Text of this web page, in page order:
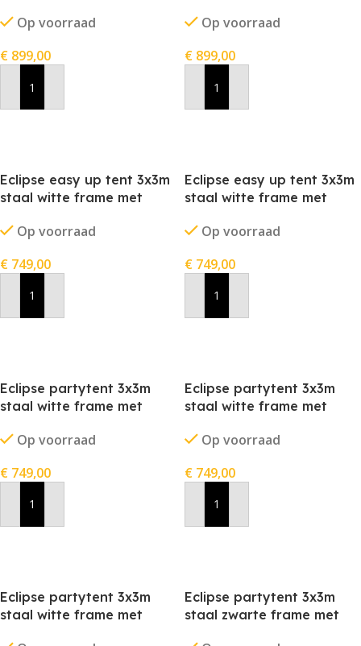
Op voorraad
€ 899,00
In Winkelwagen
Op voorraad
€ 899,00
In Winkelwagen
Eclipse easy up tent 3x3m
staal witte frame met
Op voorraad
€ 749,00
In Winkelwagen
Eclipse easy up tent 3x3m
staal witte frame met
Op voorraad
€ 749,00
In Winkelwagen
Eclipse partytent 3x3m
staal witte frame met
Op voorraad
€ 749,00
In Winkelwagen
Eclipse partytent 3x3m
staal witte frame met
Op voorraad
€ 749,00
In Winkelwagen
Eclipse partytent 3x3m
staal witte frame met
Eclipse partytent 3x3m
staal zwarte frame met